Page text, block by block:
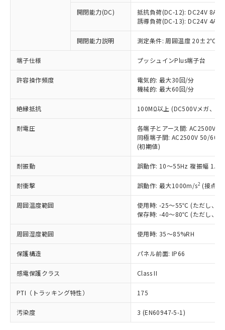
開閉能力(DC)
抵抗負荷(DC-12): DC24V 8A/
誘導負荷(DC-13): DC24V 4A/
開閉能力説明 測定条件: 周囲温度 20±2℃、
端子仕様 プッシュインPlus端子台
許容操作頻度
電気的: 最大30回/分
機械的: 最大60回/分
絶縁抵抗 100MΩ以上 (DC500Vメガ、点
耐電圧
各端子とアース間: AC2500V
同極端子間: AC2500V 50/
(初期値)
耐振動 誤動作: 10～55Hz 複振幅
耐衝撃 誤動作: 最大1000m/s2 (接点
周囲温度範囲
使用時: -25～55℃ (ただし、氷
保存時: -40～80℃ (ただし、氷
周囲湿度範囲 使用時: 35～85%RH
保護構造 パネル前面: IP66
感電保護クラス Class II
PTI（トラッキング特性） 175
汚染度 3 (EN60947-5-1)
ことをご了承ください。
在庫状況および標準価格照会結果は、
記載している更新日時点での社内デー
タに基づき作成されるものであり、閲
覧された時点での実際の在庫および標
準価格とは異なる場合があることをご
正式な納期状況および標準価格はお客
様のお取引先、またはお客様担当のオ
ムロン制御機器販売店・当社販売員に
オムロン制御機器販売店や当社販売拠
販売ネットワーク
」をご確認
在庫状況および標準価格結果を当社の
事前の承諾なく第三者に漏洩または開
示しないようお願いします。
マイパーツ機能（部品リスト作成サー
ビス）をご利用いただくには、I-Web
メンバーズにご登録されている必要が
お客様が当ウェブサイト上で当社にご
登録された部品リストについて、当社
および当社の共同利用者が、当社の製
品・サービスに関するお客様との取
引・商談に必要な範囲で利用すること
※当社の共同利用者とは、"個人情報
の「1.共同利
用者の範囲」に記載されている法人を
いたものが、含有品と判明した場合などや
むを得ず変更することがあります。
*EU RoHS指令（10物質）：
鉛(Pb) 1000ppm以下、 水銀(Hg) 1000ppm以下、 カド
六価クロム(Cr(Ⅵ)) 1000ppm以下、ポリ臭化ビフェニル
類(PBB) 1000ppm以下、ポリ臭化ジフェニルエーテル類
(PBDE) 1000ppm以下、フタル酸ビス(2-エチルヘキシ
ル) (DEHP)(別名：DOP) 1000ppm以下、フタル酸ブチ
ルベンジル（BBP） 1000ppm以下、フタル酸ジブチル
（DBP） 1000ppm以下、フタル酸ジイソブチル
(DIBP) 1000ppm以下
但し、RoHS指令で産業用監視および制御機器に対する
フタル酸エステル類の４物質については閾値を超える意
図的な使用がないことを確認しています。
部品在庫の切り替え状況などにより、予定
月が前後することがあります。
※3 非含有証明書ダウンロード
下記の非含有証明書をダウンロードするこ
とができます。
EU RoHS指令（10物質）の非含有証明書
51物質の非含有証明書（当社基準）
※本証明書は発行日時点で非含有を証明す
るもので、過去に遡って非含有を証明する
基準値を超えていることを示します。
「－」：未確認です。当社販売部門へお問
ム) : 100ppm、
Cr(Ⅵ)(六価クロム) : 1000ppm、 PBBs(ポリ臭化ビフェ
ニル類) : 1000ppm、 PBDEs(ポリ臭化ジフェニルエーテ
ル類) : 1000ppm、
DBP(フタル酸ジブチル) : 1000ppm、 DIBP(フタル酸ジ
イソブチル) : 1000ppm、 BBP(フタル酸ブチルベンジ
ル) : 1000ppm、
DEHP(フタル酸ビス(2-エチルヘキシル)) : 1000ppm
「ｅ」：有害物質（10物質）のすべてが基
準値以下であることを示します。
「10」：通常の使用状況下において有害物
質が外部に漏えいし、環境に深刻な影響を
及ぼさない年数を意味します。
「－」：未確認です。当社販売部門へお問
い合わせください。
当社は、これら貴社製品のうち、外国
為替および外国貿易法に定める商品
（以下｢規制貨物等」という）を輸出
または国外への提供する場合は、日本
国政府の輸出許可(または役務取引許
可)を取得するなどの必要な手続きを
当社は規制貨物を破棄する場合は、完
全に破砕するなど、違法に輸出されな
いよう必要な手段を講じます。
当社は貴社製品を、核兵器、ミサイ
ル、化学兵器、生物兵器またはその他
武器並びにこれらの製造装置等に一切
当社は、貴社製品を第三者に販売する
場合は、上記1、2および3の内容を当
該第三者に通知します。また当社は、
販売先および販売に係わる関係者が違
法に輸出するおそれがある場合は、取
り引きをいたしません。
キャンセル
説明
○ 一定数以上の在庫あり
一定数には満たないが在庫あり
在庫なし(最新の在庫状況につ
いては、お客様のお取引先、ま
たはお客様担当のオムロン制御
機器販売店・当社販売員にご確
白
受注生産機種、また在庫状況の
情報を公開していない機種